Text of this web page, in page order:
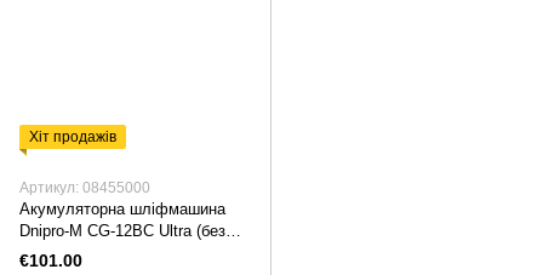
Хіт продажів
Артикул: 08455000
Акумуляторна шліфмашина
Dnipro-M СG-12BC Ultra (без
АКБ та ЗП)
€101.00